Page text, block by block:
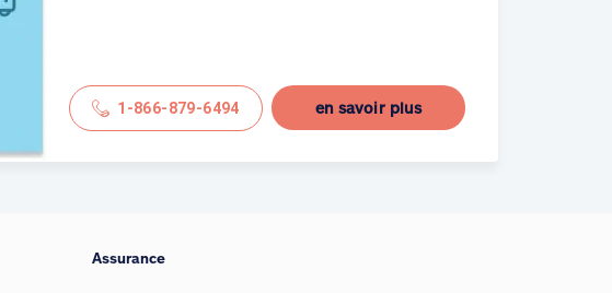
1-866-879-6494 en savoir plus
Assurance